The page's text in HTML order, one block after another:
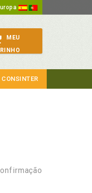
MEU
CONSINTER